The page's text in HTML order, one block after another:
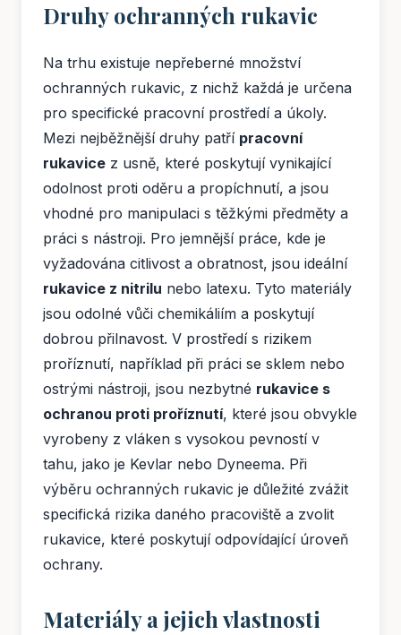
Druhy ochranných rukavic
Na trhu existuje nepřeberné množství
ochranných rukavic, z nichž každá je určena
pro specifické pracovní prostředí a úkoly.
Mezi nejběžnější druhy patří pracovní
rukavice z usně, které poskytují vynikající
odolnost proti oděru a propíchnutí, a jsou
vhodné pro manipulaci s těžkými předměty a
práci s nástroji. Pro jemnější práce, kde je
vyžadována citlivost a obratnost, jsou ideální
rukavice z nitrilu nebo latexu. Tyto materiály
jsou odolné vůči chemikáliím a poskytují
dobrou přilnavost. V prostředí s rizikem
proříznutí, například při práci se sklem nebo
ostrými nástroji, jsou nezbytné rukavice s
ochranou proti proříznutí, které jsou obvykle
vyrobeny z vláken s vysokou pevností v
tahu, jako je Kevlar nebo Dyneema. Při
výběru ochranných rukavic je důležité zvážit
specifická rizika daného pracoviště a zvolit
rukavice, které poskytují odpovídající úroveň
ochrany.
Materiály a jejich vlastnosti